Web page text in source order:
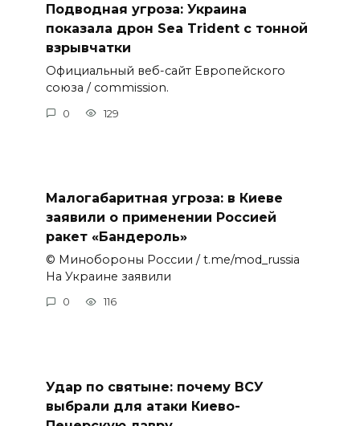
Подводная угроза: Украина
показала дрон Sea Trident с тонной
взрывчатки
Официальный веб-сайт Европейского
союза / commission.
0 129
Малогабаритная угроза: в Киеве
заявили о применении Россией
ракет «Бандероль»
© Минобороны России / t.me/mod_russia
На Украине заявили
0 116
Удар по святыне: почему ВСУ
выбрали для атаки Киево-